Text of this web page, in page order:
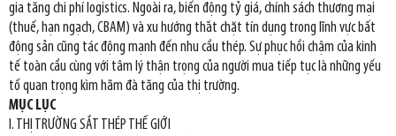
gia tăng chi phí logistics. Ngoài ra, biến động tỷ giá, chính sách thương mại
(thuế, hạn ngạch, CBAM) và xu hướng thắt chặt tín dụng trong lĩnh vực bất
động sản cũng tác động mạnh đến nhu cầu thép. Sự phục hồi chậm của kinh
tế toàn cầu cùng với tâm lý thận trọng của người mua tiếp tục là những yếu
tố quan trọng kìm hãm đà tăng của thị trường.
MỤC LỤC
I. THỊ TRƯỜNG SẮT THÉP THẾ GIỚI